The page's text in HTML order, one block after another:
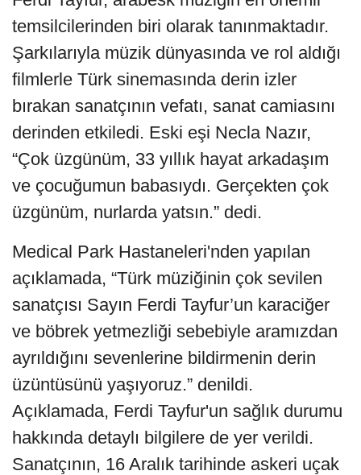
temsilcilerinden biri olarak tanınmaktadır.
Şarkılarıyla müzik dünyasında ve rol aldığı
filmlerle Türk sinemasında derin izler
bırakan sanatçının vefatı, sanat camiasını
derinden etkiledi. Eski eşi Necla Nazır,
“Çok üzgünüm, 33 yıllık hayat arkadaşım
ve çocuğumun babasıydı. Gerçekten çok
üzgünüm, nurlarda yatsın.” dedi.
Medical Park Hastaneleri'nden yapılan
açıklamada, “Türk müziğinin çok sevilen
sanatçısı Sayın Ferdi Tayfur’un karaciğer
ve böbrek yetmezliği sebebiyle aramızdan
ayrıldığını sevenlerine bildirmenin derin
üzüntüsünü yaşıyoruz.” denildi.
Açıklamada, Ferdi Tayfur'un sağlık durumu
hakkında detaylı bilgilere de yer verildi.
Sanatçının, 16 Aralık tarihinde askeri uçak